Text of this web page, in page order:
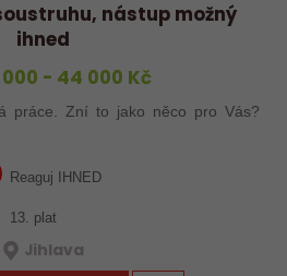
nástup možný
ihned
- 44 000 Kč
práce. Zní to jako něco pro Vás?
Reaguj IHNED
13. plat
Jihlava